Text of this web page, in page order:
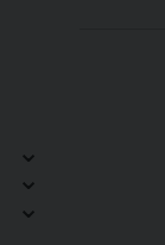
⌄
⌄
⌄